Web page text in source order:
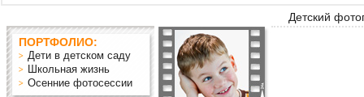
Детский
ПОРТФОЛИО:
Дети в детском саду
Школьная жизнь
Осенние фотосессии